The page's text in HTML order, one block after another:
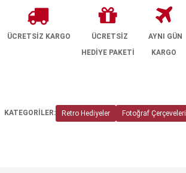
ÜCRETSİZ KARGO
ÜCRETSİZ
HEDİYE PAKETİ
AYNI GÜN
KARGO
KATEGORİLER: Retro Hediyeler Fotoğraf Çerçeveleri